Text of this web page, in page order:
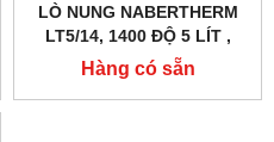
LÒ NUNG NABERTHERM
LT5/14, 1400 ĐỘ 5 LÍT ,
CỬA TRƯỢT LÊN
Hàng có sẵn